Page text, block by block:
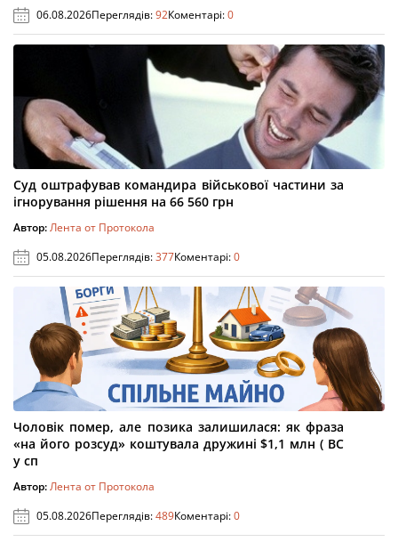
06.08.2026Переглядів:92Коментарі:0
Суд оштрафував командира військової частини за
ігнорування рішення на 66 560 грн
Автор:Лента от Протокола
05.08.2026Переглядів:377Коментарі:0
Чоловік помер, але позика залишилася: як фраза
«на його розсуд» коштувала дружині $1,1 млн ( ВС
у сп
Автор:Лента от Протокола
05.08.2026Переглядів:489Коментарі:0